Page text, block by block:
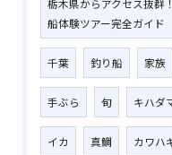
栃木県からアクセス抜群
船体験ツアー完全ガイド
千葉 釣り船 家族
手ぶら 旬 キハダ
イカ 真鯛 カワハ